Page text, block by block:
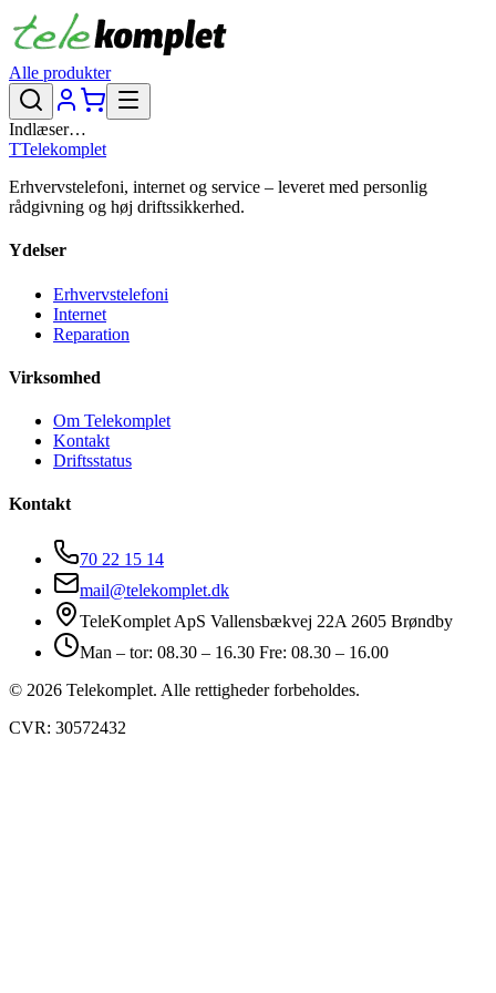
Alle produkter
Indlæser…
TTelekomplet
Erhvervstelefoni, internet og service – leveret med personlig
rådgivning og høj driftssikkerhed.
Ydelser
Erhvervstelefoni
Internet
Reparation
Virksomhed
Om Telekomplet
Kontakt
Driftsstatus
Kontakt
70 22 15 14
mail@telekomplet.dk
TeleKomplet ApS Vallensbækvej 22A 2605 Brøndby
Man – tor: 08.30 – 16.30 Fre: 08.30 – 16.00
© 2026 Telekomplet. Alle rettigheder forbeholdes.
CVR: 30572432